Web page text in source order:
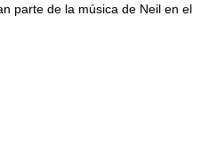
parte de la música de Neil en el